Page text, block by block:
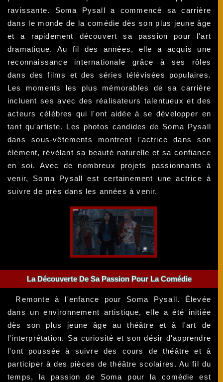
ravissante. Soma Pysall a commencé sa carrière
dans le monde de la comédie dès son plus jeune âge
et a rapidement découvert sa passion pour l'art
dramatique. Au fil des années, elle a acquis une
reconnaissance internationale grâce à ses rôles
dans des films et des séries télévisées populaires.
Les moments les plus mémorables de sa carrière
incluent ses avec des réalisateurs talentueux et des
acteurs célèbres qui l'ont aidée à se développer en
tant qu'artiste. Les photos candides de Soma Pysall
dans sous-vêtements montrent l'actrice dans son
élément, révélant sa beauté naturelle et sa confiance
en soi. Avec de nombreux projets passionnants à
venir, Soma Pysall est certainement une actrice à
suivre de près dans les années à venir.
La Découverte De Sa Passion Pour La Comédie
Remonte à l'enfance pour Soma Pysall. Élevée
dans un environnement artistique, elle a été initiée
dès son plus jeune âge au théâtre et à l'art de
l'interprétation. Sa curiosité et son désir d'apprendre
l'ont poussée à suivre des cours de théâtre et à
participer à des pièces de théâtre scolaires. Au fil du
temps, la passion de Soma pour la comédie est